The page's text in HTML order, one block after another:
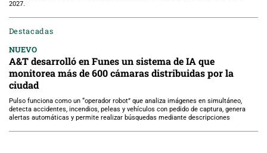
2027.
Destacadas
NUEVO
A&T desarrolló en Funes un sistema de IA que
monitorea más de 600 cámaras distribuidas por la
ciudad
Pulso funciona como un “operador robot” que analiza imágenes en simultáneo,
detecta accidentes, incendios, peleas y vehículos con pedido de captura, genera
alertas automáticas y permite realizar búsquedas mediante descripciones